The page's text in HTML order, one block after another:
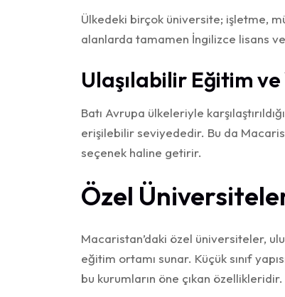
Ülkedeki birçok üniversite; işletme,
alanlarda tamamen İngilizce lisans
Ulaşılabilir Eğitim
Batı Avrupa ülkeleriyle
erişilebilir seviyededir. Bu da
seçenek haline getirir.
Özel
Macaristan’daki özel üniversiteler,
eğitim ortamı sunar. Küçük sınıf
bu kurumların öne çıkan özellikleridir.